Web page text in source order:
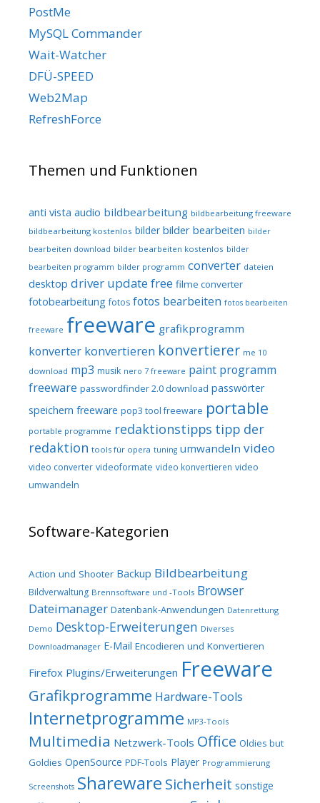
PostMe
MySQL Commander
Wait-Watcher
DFÜ-SPEED
Web2Map
RefreshForce
Themen und Funktionen
anti vista audio bildbearbeitung bildbearbeitung freeware
bildbearbeitung kostenlos bilder bilder bearbeiten bilder
bearbeiten download bilder bearbeiten kostenlos bilder
bearbeiten programm bilder programm converter dateien
desktop driver update free filme converter
fotobearbeitung fotos fotos bearbeiten fotos bearbeiten
freeware freeware grafikprogramm
konverter konvertieren konvertierer me 10
download mp3 musik nero 7 freeware paint programm
freeware passwordfinder 2.0 download passwörter
speichern freeware pop3 tool freeware portable
portable programme redaktionstipps tipp der
redaktion tools für opera tuning umwandeln video
video converter videoformate video konvertieren video
umwandeln
Software-Kategorien
Action und Shooter Backup Bildbearbeitung
Bildverwaltung Brennsoftware und -Tools Browser
Dateimanager Datenbank-Anwendungen Datenrettung
Demo Desktop-Erweiterungen Diverses
Downloadmanager E-Mail Encodieren und Konvertieren
Firefox Plugins/Erweiterungen Freeware
Grafikprogramme Hardware-Tools
Internetprogramme MP3-Tools
Multimedia Netzwerk-Tools Office Oldies but
Goldies OpenSource PDF-Tools Player Programmierung
Screenshots Shareware Sicherheit sonstige